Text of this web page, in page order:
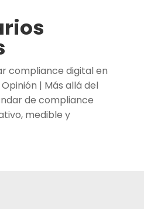
compliance digital en
Opinión | Más allá del
de compliance
medible y